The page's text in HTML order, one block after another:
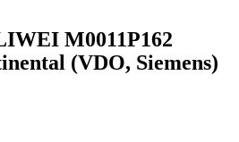
M0011P162
(VDO, Siemens)